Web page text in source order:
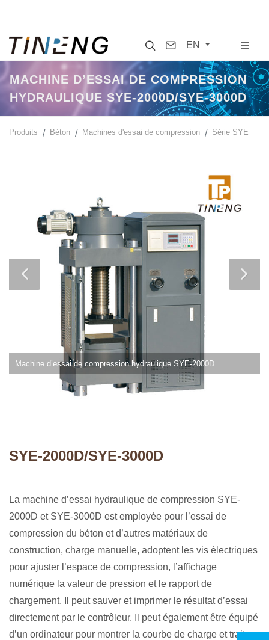
SearchContact
EN
MACHINE D’ESSAI DE COMPRESSION
HYDRAULIQUE SYE-2000D/SYE-3000D
Produits Béton Machines d'essai de compression Série SYE
Machine d’essai de compression hydraulique SYE-2000D
SYE-2000D/SYE-3000D
La machine d’essai hydraulique de compression SYE-
2000D et SYE-3000D est employée pour l’essai de
compression du béton et d’autres matériaux de
construction, charge manuelle, adoptent les vis électriques
pour ajuster l’espace de compression, l’affichage
numérique la valeur de pression et le rapport de
chargement. Il peut sauver et imprimer le résultat d’essai
directement par le contrôleur. Il peut également être équipé
d’un ordinateur pour montrer la courbe de charge et traiter